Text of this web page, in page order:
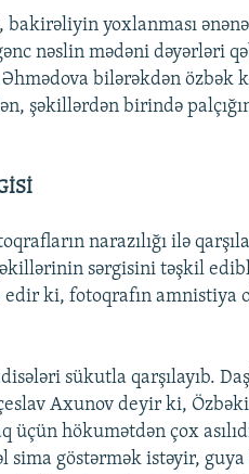
yoxlanması
nəslin mədəni dəyərləri
bilərəkdən özbək
şəkillərdən birində
narazılığı ilə
sərgisini təşkil
edir ki, fotoqrafın amnistiya
sükutla qarşılayıb.
Axunov deyir ki,
üçün hökumətdən çox
sima göstərmək istəyir, guya